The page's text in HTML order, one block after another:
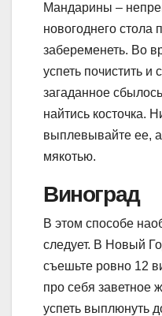
Мандарины –
новогоднего стола
забеременеть. Во
успеть почистить и
загаданное
найтись косточка.
выплевывайте ее,
мякотью.
Виноград
В этом способе
следует. В Новый
съешьте ровно 12
про себя заветное
успеть выплюнуть